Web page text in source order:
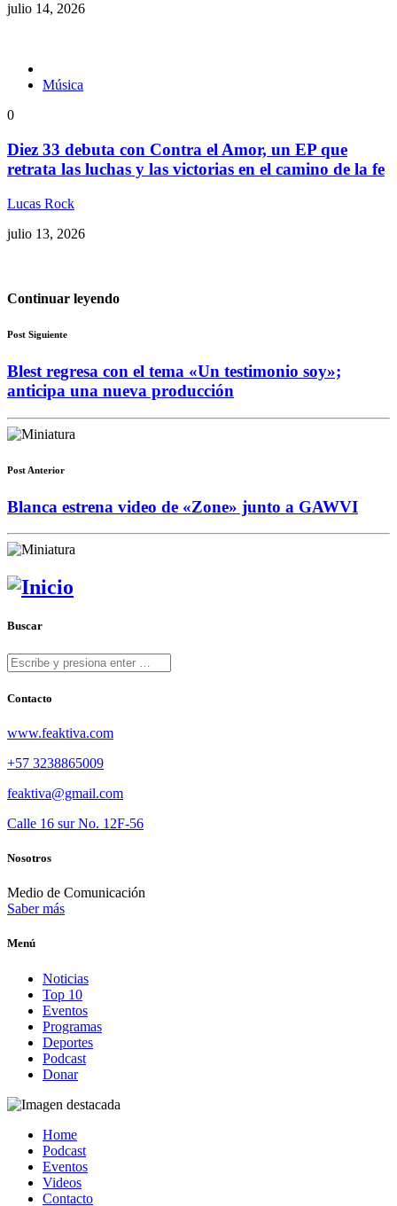
julio 14, 2026
Música
0
Diez 33 debuta con Contra el Amor, un EP que
retrata las luchas y las victorias en el camino de la fe
Lucas Rock
julio 13, 2026
Continuar leyendo
Post Siguiente
Blest regresa con el tema «Un testimonio soy»;
anticipa una nueva producción
Post Anterior
Blanca estrena video de «Zone» junto a GAWVI
Buscar
Contacto
www.feaktiva.com
+57 3238865009
feaktiva@gmail.com
Calle 16 sur No. 12F-56
Nosotros
Medio de Comunicación
Saber más
Menú
Noticias
Top 10
Eventos
Programas
Deportes
Podcast
Donar
Home
Podcast
Eventos
Videos
Contacto